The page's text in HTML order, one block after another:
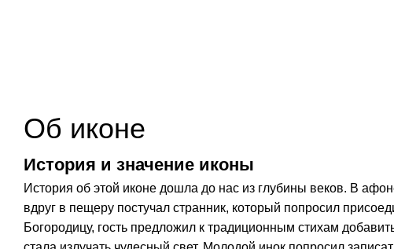
Об иконе
История и значение иконы
История об этой иконе дошла до нас из глубины веков. В
вдруг в пещеру постучал странник, который попросил
Богородицу, гость предложил к традиционным стихам